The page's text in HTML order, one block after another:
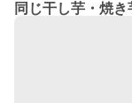
同じ干し芋・焼き